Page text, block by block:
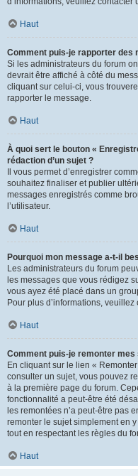
Haut
Comment puis-je rapporter des
Si les administrateurs du forum
devrait être affiché à côté du
cliquant sur celui-ci, vous
rapporter le message.
Haut
À quoi sert le bouton «
rédaction d’un sujet ?
Il vous permet d’enregistrer
souhaitez finaliser et publier
messages enregistrés comme
l’utilisateur.
Haut
Pourquoi mon message a-t-il
Les administrateurs du forum
les messages que vous rédigez
vous ayez été placé dans un
Pour plus d’informations,
Haut
Comment puis-je remonter mes
En cliquant sur le lien «
consulter un sujet, vous pouvez
à la première page du forum.
fonctionnalité a peut-être été
les remontées n’a peut-être pas
remonter le sujet simplement en
tout en respectant les règles du
Haut